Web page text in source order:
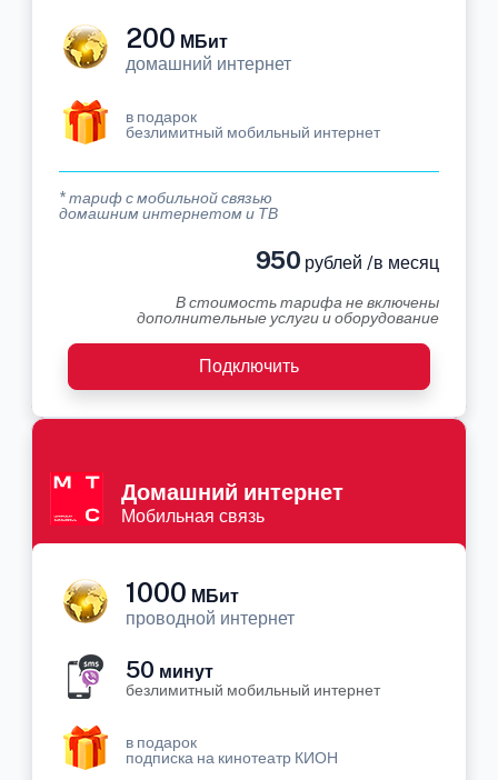
200 МБит
домашний интернет
в подарок
безлимитный мобильный интернет
* тариф с мобильной связью
домашним интернетом и ТВ
950 рублей /в месяц
В стоимость тарифа не включены
дополнительные услуги и оборудование
Подключить
Домашний интернет
Мобильная связь
1000 МБит
проводной интернет
50 минут
безлимитный мобильный интернет
в подарок
подписка на кинотеатр КИОН